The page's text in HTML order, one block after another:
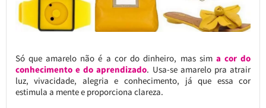
Só que amarelo não é a cor do dinheiro, mas sim a cor do
conhecimento e do aprendizado. Usa-se amarelo pra atrair
luz, vivacidade, alegria e conhecimento, já que essa cor
estimula a mente e proporciona clareza.